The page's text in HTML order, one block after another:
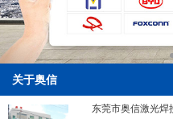
关于奥信
东莞市奥信激光焊接